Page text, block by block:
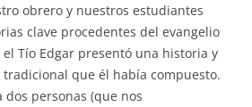
obrero y nuestros estudiantes
clave procedentes del evangelio
Tío Edgar presentó una historia y
que él había compuesto.
dos personas (que nos